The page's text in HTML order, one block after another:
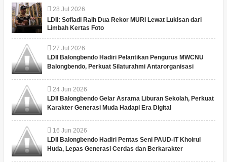
28 Jul 2026
LDII: Sofiadi Raih Dua Rekor MURI Lewat Lukisan dari
Limbah Kertas Foto
27 Jul 2026
LDII Balongbendo Hadiri Pelantikan Pengurus MWCNU
Balongbendo, Perkuat Silaturahmi Antarorganisasi
24 Jun 2026
LDII Balongbendo Gelar Asrama Liburan Sekolah, Perkuat
Karakter Generasi Muda Hadapi Era Digital
16 Jun 2026
LDII Balongbendo Hadiri Pentas Seni PAUD-IT Khoirul
Huda, Lepas Generasi Cerdas dan Berkarakter